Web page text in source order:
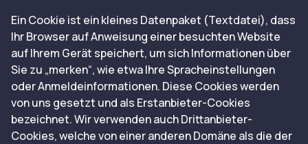
Ein Cookie ist ein kleines Datenpaket (Textdatei), dass
Ihr Browser auf Anweisung einer besuchten Website
auf Ihrem Gerät speichert, um sich Informationen über
Sie zu „merken“, wie etwa Ihre Spracheinstellungen
oder Anmeldeinformationen. Diese Cookies werden
von uns gesetzt und als Erstanbieter-Cookies
bezeichnet. Wir verwenden auch Drittanbieter-
Cookies, welche von einer anderen Domäne als die der